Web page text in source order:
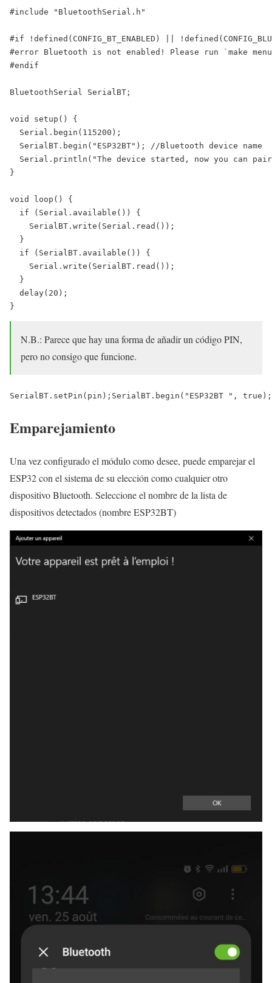
#include "BluetoothSerial.h"
#if !defined(CONFIG_BT_ENABLED) ||
#error Bluetooth is not enabled! Please run `make
#endif
BluetoothSerial SerialBT;
void setup() {
  Serial.begin(115200);
  SerialBT.begin("ESP32BT"); //Bluetooth device name
Serial.println("The device started, now you can
}
void loop() {
  if (Serial.available()) {
    SerialBT.write(Serial.read());
  }
  if (SerialBT.available()) {
    Serial.write(SerialBT.read());
  }
  delay(20);
}
N.B.: Parece que hay una forma de añadir un código PIN,
pero no consigo que funcione.
SerialBT.setPin(pin);SerialBT.begin("ESP32BT ", true);
Emparejamiento
Una vez configurado el módulo como desee, puede emparejar el
ESP32 con el sistema de su elección como cualquier otro
dispositivo Bluetooth. Seleccione el nombre de la lista de
dispositivos detectados (nombre ESP32BT)